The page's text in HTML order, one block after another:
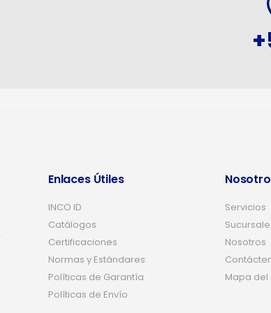
Enlaces Útiles
INCO ID
Catálogos
Certificaciones
Normas y Estándares
Políticas de Garantía
Políticas de Envío
Servicios
Nosotros
Mapa del